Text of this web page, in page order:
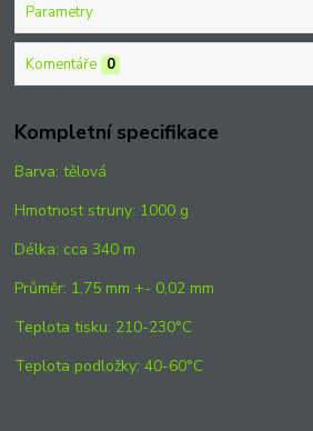
Parametry
Komentáře 0
Kompletní specifikace
Barva: tělová
Hmotnost struny: 1000 g
Délka: cca 340 m
Průměr: 1,75 mm +- 0,02 mm
Teplota tisku: 210-230°C
Teplota podložky: 40-60°C